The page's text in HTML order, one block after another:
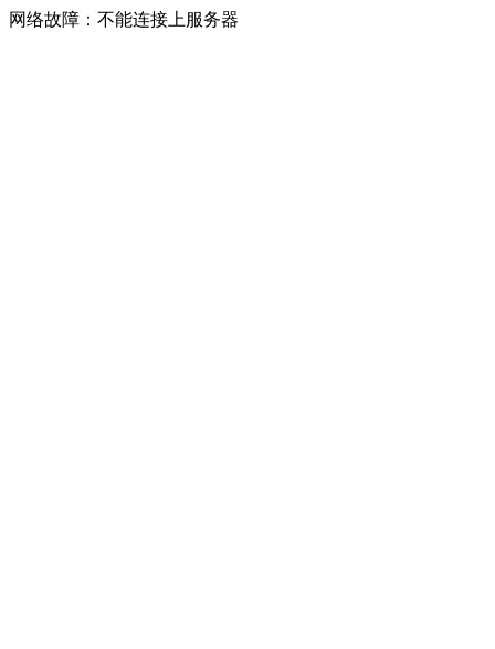
网络故障：不能连接上服务器